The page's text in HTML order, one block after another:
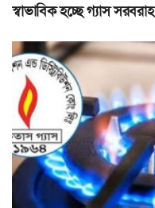
স্বাভাবিক হচ্ছে গ্যাস সরবরাহ